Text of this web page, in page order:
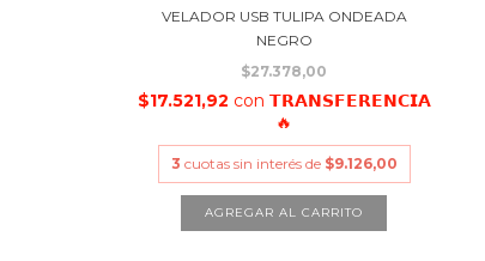
VELADOR USB TULIPA ONDEADA
NEGRO
$27.378,00
$17.521,92 con 𝗧𝗥𝗔𝗡𝗦𝗙𝗘𝗥𝗘𝗡𝗖𝗜𝗔
🔥
3 cuotas sin interés de $9.126,00